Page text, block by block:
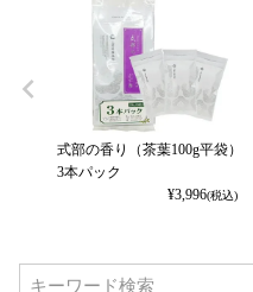
式部の香り（茶葉100g平袋）
3本パック
¥3,996(税込)